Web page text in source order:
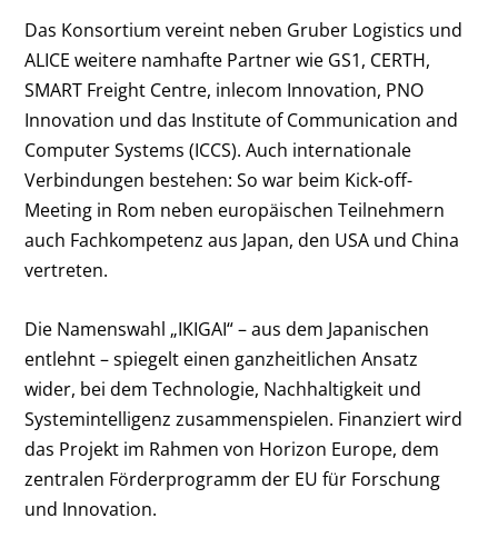
Das Konsortium vereint neben Gruber Logistics und
ALICE weitere namhafte Partner wie GS1, CERTH,
SMART Freight Centre, inlecom Innovation, PNO
Innovation und das Institute of Communication and
Computer Systems (ICCS). Auch internationale
Verbindungen bestehen: So war beim Kick-off-
Meeting in Rom neben europäischen Teilnehmern
auch Fachkompetenz aus Japan, den USA und China
vertreten.
Die Namenswahl „IKIGAI“ – aus dem Japanischen
entlehnt – spiegelt einen ganzheitlichen Ansatz
wider, bei dem Technologie, Nachhaltigkeit und
Systemintelligenz zusammenspielen. Finanziert wird
das Projekt im Rahmen von Horizon Europe, dem
zentralen Förderprogramm der EU für Forschung
und Innovation.